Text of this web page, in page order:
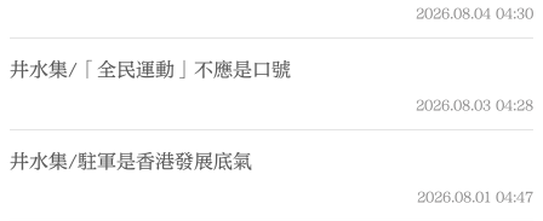
2026.08.04 04:30
井水集/「全民運動」不應是口號
2026.08.03 04:28
井水集/駐軍是香港發展底氣
2026.08.01 04:47